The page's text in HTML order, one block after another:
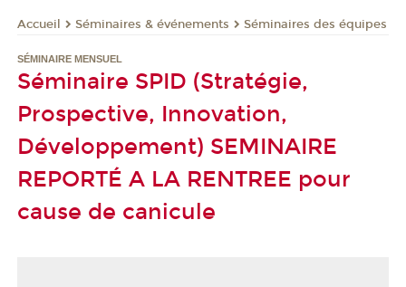
Accueil Séminaires & événements Séminaires des équipes
SÉMINAIRE MENSUEL
Séminaire SPID (Stratégie,
Prospective, Innovation,
Développement) SEMINAIRE
REPORTÉ A LA RENTREE pour
cause de canicule